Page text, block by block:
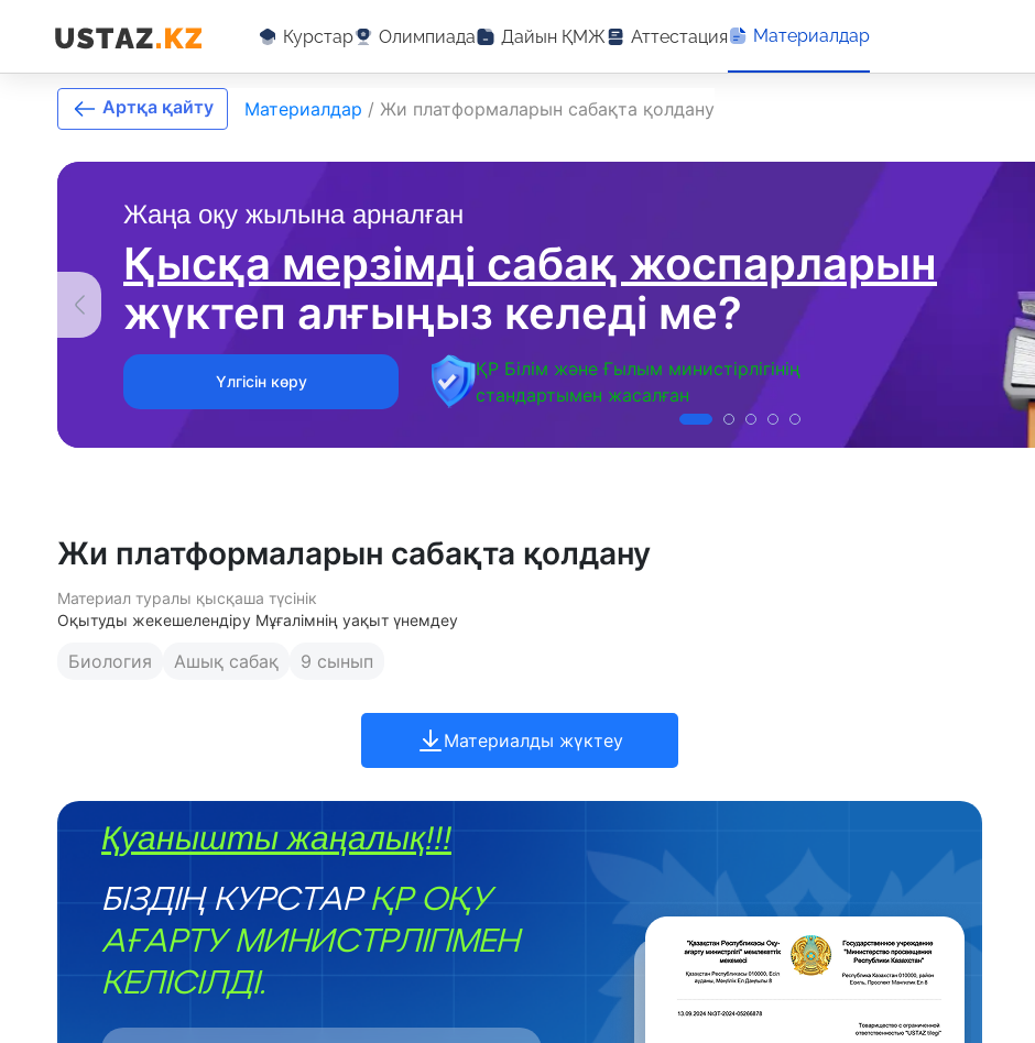
Курстар Олимпиада Дайын ҚМЖ Аттестация Материалдар
Жаңа оқу жылына арналған
Қысқа мерзімді сабақ жоспарларын
жүктеп алғыңыз келеді ме?
Үлгісін көру
ҚР Білім және Ғылым министірлігінің
стандартымен жасалған
Артқа қайту Материалдар / Жи платформаларын сабақта қолдану
Жи платформаларын сабақта қолдану
Материал туралы қысқаша түсінік
Оқытуды жекешелендіру Мұғалімнің уақыт үнемдеу
Биология Ашық сабақ 9 сынып
Материалды жүктеу
Қуанышты жаңалық!!!
БІЗДІҢ КУРСТАР ҚР ОҚУ
АҒАРТУ МИНИСТРЛІГІМЕН
КЕЛІСІЛДІ.